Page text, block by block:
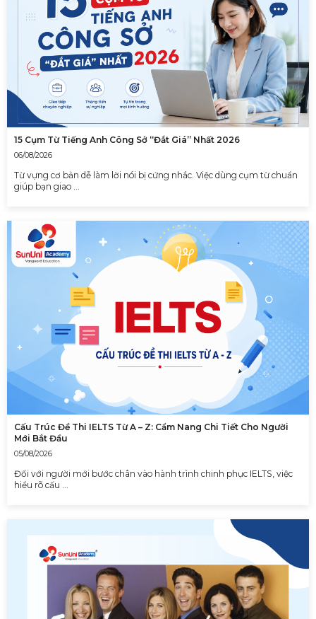
15 Cụm Từ Tiếng Anh Công Sở “Đắt Giá” Nhất 2026
06/08/2026
Từ vựng cơ bản dễ làm lời nói bị cứng nhắc. Việc dùng cụm từ chuẩn
giúp bạn giao …
Cấu Trúc Đề Thi IELTS Từ A – Z: Cẩm Nang Chi Tiết Cho Người
Mới Bắt Đầu
05/08/2026
Đối với người mới bước chân vào hành trình chinh phục IELTS, việc
hiểu rõ cấu …